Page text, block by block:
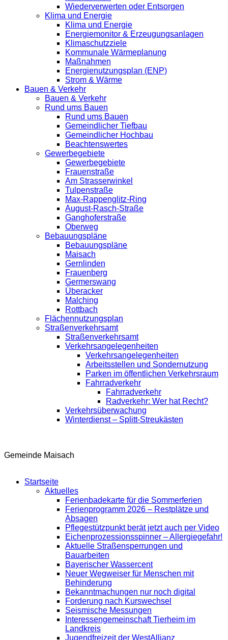
Wiederverwerten oder Entsorgen
Klima und Energie
Klima und Energie
Energiemonitor & Erzeugungsanlagen
Klimaschutzziele
Kommunale Wärmeplanung
Maßnahmen
Energienutzungsplan (ENP)
Strom & Wärme
Bauen & Verkehr
Bauen & Verkehr
Rund ums Bauen
Rund ums Bauen
Gemeindlicher Tiefbau
Gemeindlicher Hochbau
Beachtenswertes
Gewerbegebiete
Gewerbegebiete
Frauenstraße
Am Strasserwinkel
Tulpenstraße
Max-Rappenglitz-Ring
August-Rasch-Straße
Ganghoferstraße
Oberweg
Bebauungspläne
Bebauungspläne
Maisach
Gernlinden
Frauenberg
Germerswang
Überacker
Malching
Rottbach
Flächennutzungsplan
Straßenverkehrsamt
Straßenverkehrsamt
Verkehrsangelegenheiten
Verkehrsangelegenheiten
Arbeitsstellen und Sondernutzung
Parken im öffentlichen Verkehrsraum
Fahrradverkehr
Fahrradverkehr
Radverkehr: Wer hat Recht?
Verkehrsüberwachung
Winterdienst – Splitt-Streukästen
Gemeinde Maisach
Startseite
Aktuelles
Ferienbadekarte für die Sommerferien
Ferienprogramm 2026 – Restplätze und
Absagen
Pflegestützpunkt berät jetzt auch per Video
Eichenprozessionsspinner – Allergiegefahr!
Aktuelle Straßensperrungen und
Bauarbeiten
Bayerischer Wassercent
Neuer Wegweiser für Menschen mit
Behinderung
Bekanntmachungen nur noch digital
Forderung nach Kurswechsel
Seismische Messungen
Interessengemeinschaft Tierheim im
Landkreis
Jugendfreizeit der WestAllianz